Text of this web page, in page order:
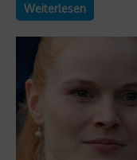
Weiterlesen